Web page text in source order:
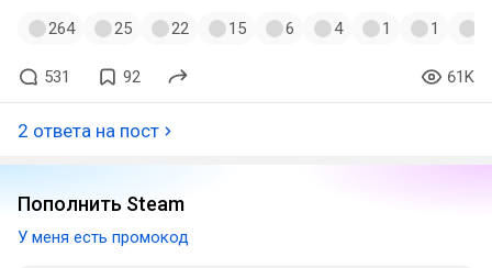
264 25 22 15 6 4 1 1
531 92 61K
2 ответа на пост
Пополнить Steam
У меня есть промокод